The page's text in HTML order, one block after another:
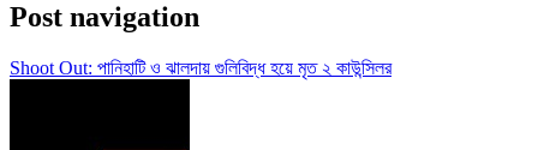
Post navigation
Shoot Out: পানিহাটি ও ঝালদায় গুলিবিদ্ধ হয়ে মৃত ২ কাউন্সিলর